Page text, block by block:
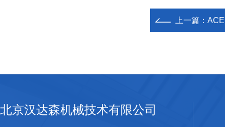
上一篇：
北京汉达森机械技术有限公司